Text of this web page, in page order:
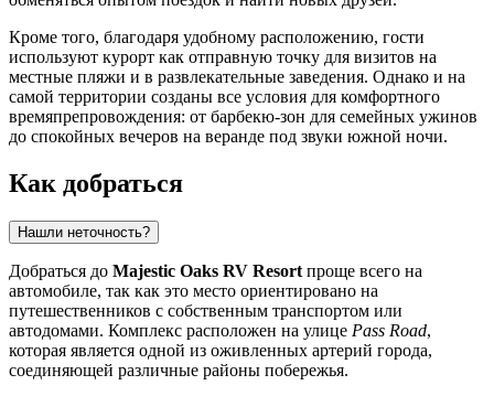
Кроме того, благодаря удобному расположению, гости
используют курорт как отправную точку для визитов на
местные пляжи и в развлекательные заведения. Однако и на
самой территории созданы все условия для комфортного
времяпрепровождения: от барбекю-зон для семейных ужинов
до спокойных вечеров на веранде под звуки южной ночи.
Как добраться
Нашли неточность?
Добраться до Majestic Oaks RV Resort проще всего на
автомобиле, так как это место ориентировано на
путешественников с собственным транспортом или
автодомами. Комплекс расположен на улице Pass Road,
которая является одной из оживленных артерий города,
соединяющей различные районы побережья.